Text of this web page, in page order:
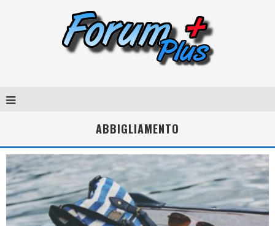
ABBIGLIAMENTO